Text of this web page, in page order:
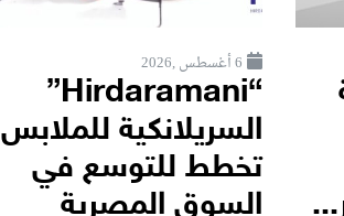
6 أغسطس ,2026
“Hirdaramani”
السريلانكية للملابس
تخطط للتوسع في
السوق المصرية